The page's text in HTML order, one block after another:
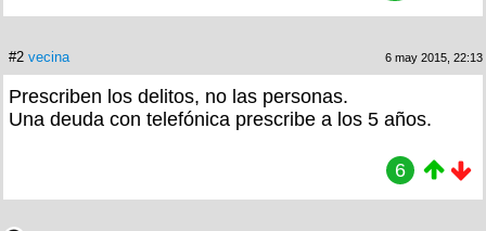
#2 vecina 6 may 2015, 22:13
Prescriben los delitos, no las personas.
Una deuda con telefónica prescribe a los 5 años.
6